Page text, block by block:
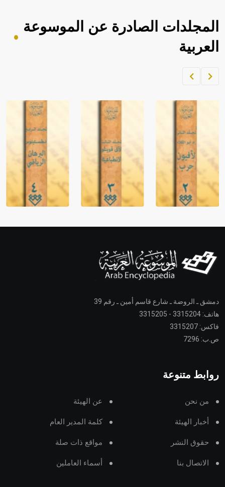
المجلدات الصادرة عن الموسوعة
العربية
دمشق ـ الروضة ـ شارع قاسم أمين ـ رقم 39
هاتف: 3315204 - 3315205
فاكس: 3315207
ص.ب: 7296
روابط متنوعة
من نحن عن الهيئة
أخبار الهيئة كلمة المدير العام
حقوق النشر مواقع ذات صلة
الاتصال بنا أسماء العاملين